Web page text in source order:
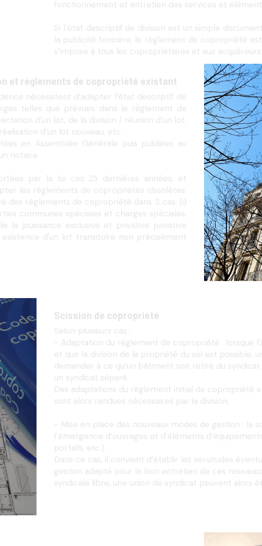
la publicité foncière, le règlement de copropriété
s’impose à tous les copropriétaires et aux
nécessitent d’adapter l’état descriptif de
telles que prévues dans le règlement de
d’un lot, de la division / réunion d’un lot,
d’un lot nouveau, etc.
en Assemblée Générale puis publiées au
notaire.
les règlements de copropriétés obsolètes.
des règlements de copropriété dans 3 cas: (i)
communes spéciales et charges spéciales.
la jouissance exclusive et privative privative
d'un lot transitoire non précisément
Selon plusieurs cas :
- Adaptation du règlement de copropriété : lorsque
et que la division de la propriété du sol est possible,
demander à ce qu’un bâtiment soit retiré du
un syndicat séparé.
Des adaptations du règlement initial de copropriété
sont alors rendues nécessaires par la division.
l’émergence d’ouvrages et d’éléments
portails, etc.).
Dans ce cas, il convient d’établir les servitudes
gestion adapté pour le bon entretien de ces
syndicale libre, une union de syndicat peuvent alors